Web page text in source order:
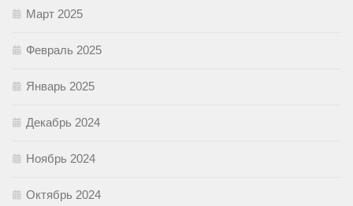
Март 2025
Февраль 2025
Январь 2025
Декабрь 2024
Ноябрь 2024
Октябрь 2024